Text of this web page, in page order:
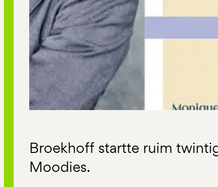
Broekhoff startte ruim
Moodies.